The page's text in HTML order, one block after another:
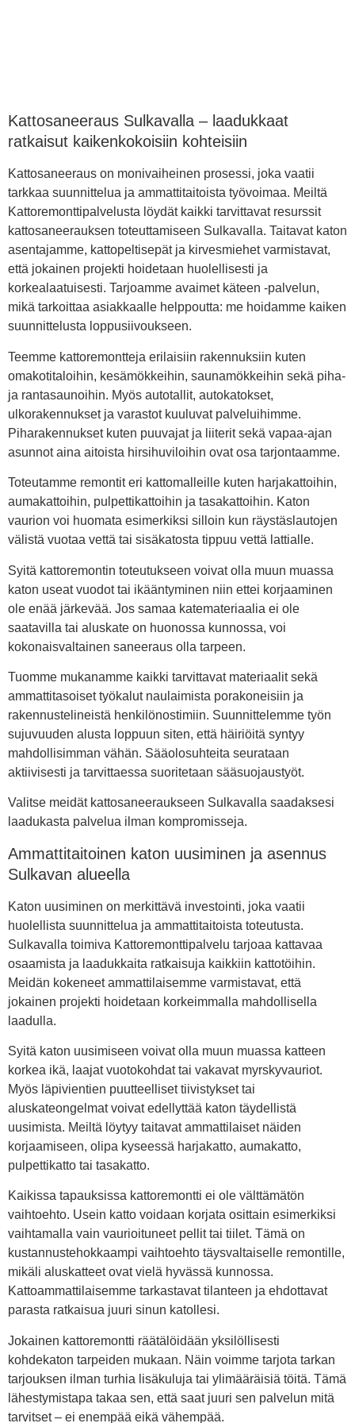
Kattosaneeraus Sulkavalla – laadukkaat
ratkaisut kaikenkokoisiin kohteisiin
Kattosaneeraus on monivaiheinen prosessi, joka vaatii
tarkkaa suunnittelua ja ammattitaitoista työvoimaa. Meiltä
Kattoremonttipalvelusta löydät kaikki tarvittavat resurssit
kattosaneerauksen toteuttamiseen Sulkavalla. Taitavat katon
asentajamme, kattopeltisepät ja kirvesmiehet varmistavat,
että jokainen projekti hoidetaan huolellisesti ja
korkealaatuisesti. Tarjoamme avaimet käteen -palvelun,
mikä tarkoittaa asiakkaalle helppoutta: me hoidamme kaiken
suunnittelusta loppusiivoukseen.
Teemme kattoremontteja erilaisiin rakennuksiin kuten
omakotitaloihin, kesämökkeihin, saunamökkeihin sekä piha-
ja rantasaunoihin. Myös autotallit, autokatokset,
ulkorakennukset ja varastot kuuluvat palveluihimme.
Piharakennukset kuten puuvajat ja liiterit sekä vapaa-ajan
asunnot aina aitoista hirsihuviloihin ovat osa tarjontaamme.
Toteutamme remontit eri kattomalleille kuten harjakattoihin,
aumakattoihin, pulpettikattoihin ja tasakattoihin. Katon
vaurion voi huomata esimerkiksi silloin kun räystäslautojen
välistä vuotaa vettä tai sisäkatosta tippuu vettä lattialle.
Syitä kattoremontin toteutukseen voivat olla muun muassa
katon useat vuodot tai ikääntyminen niin ettei korjaaminen
ole enää järkevää. Jos samaa katemateriaalia ei ole
saatavilla tai aluskate on huonossa kunnossa, voi
kokonaisvaltainen saneeraus olla tarpeen.
Tuomme mukanamme kaikki tarvittavat materiaalit sekä
ammattitasoiset työkalut naulaimista porakoneisiin ja
rakennustelineistä henkilönostimiin. Suunnittelemme työn
sujuvuuden alusta loppuun siten, että häiriöitä syntyy
mahdollisimman vähän. Sääolosuhteita seurataan
aktiivisesti ja tarvittaessa suoritetaan sääsuojaustyöt.
Valitse meidät kattosaneeraukseen Sulkavalla saadaksesi
laadukasta palvelua ilman kompromisseja.
Ammattitaitoinen katon uusiminen ja asennus
Sulkavan alueella
Katon uusiminen on merkittävä investointi, joka vaatii
huolellista suunnittelua ja ammattitaitoista toteutusta.
Sulkavalla toimiva Kattoremonttipalvelu tarjoaa kattavaa
osaamista ja laadukkaita ratkaisuja kaikkiin kattotöihin.
Meidän kokeneet ammattilaisemme varmistavat, että
jokainen projekti hoidetaan korkeimmalla mahdollisella
laadulla.
Syitä katon uusimiseen voivat olla muun muassa katteen
korkea ikä, laajat vuotokohdat tai vakavat myrskyvauriot.
Myös läpivientien puutteelliset tiivistykset tai
aluskateongelmat voivat edellyttää katon täydellistä
uusimista. Meiltä löytyy taitavat ammattilaiset näiden
korjaamiseen, olipa kyseessä harjakatto, aumakatto,
pulpettikatto tai tasakatto.
Kaikissa tapauksissa kattoremontti ei ole välttämätön
vaihtoehto. Usein katto voidaan korjata osittain esimerkiksi
vaihtamalla vain vaurioituneet pellit tai tiilet. Tämä on
kustannustehokkaampi vaihtoehto täysvaltaiselle remontille,
mikäli aluskatteet ovat vielä hyvässä kunnossa.
Kattoammattilaisemme tarkastavat tilanteen ja ehdottavat
parasta ratkaisua juuri sinun katollesi.
Jokainen kattoremontti räätälöidään yksilöllisesti
kohdekaton tarpeiden mukaan. Näin voimme tarjota tarkan
tarjouksen ilman turhia lisäkuluja tai ylimääräisiä töitä. Tämä
lähestymistapa takaa sen, että saat juuri sen palvelun mitä
tarvitset – ei enempää eikä vähempää.